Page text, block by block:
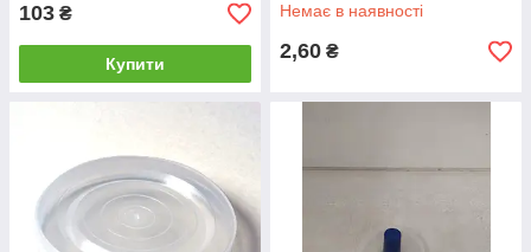
103 ₴
Купити
Немає в наявності
2,60 ₴